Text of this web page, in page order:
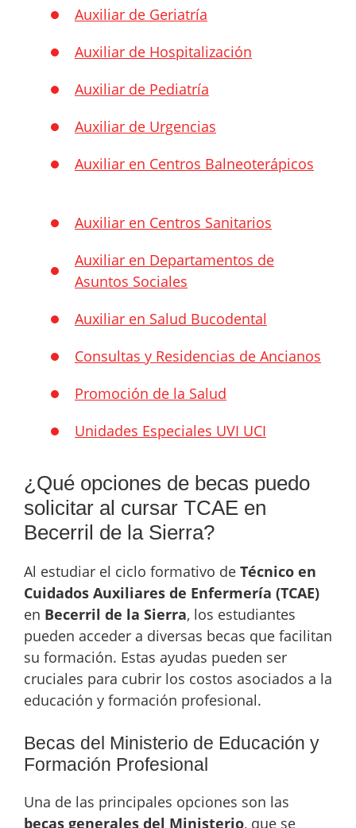
Auxiliar de Geriatría
Auxiliar de Hospitalización
Auxiliar de Pediatría
Auxiliar de Urgencias
Auxiliar en Centros Balneoterápicos
Auxiliar en Centros Sanitarios
Auxiliar en Departamentos de
Asuntos Sociales
Auxiliar en Salud Bucodental
Consultas y Residencias de Ancianos
Promoción de la Salud
Unidades Especiales UVI UCI
¿Qué opciones de becas puedo
solicitar al cursar TCAE en
Becerril de la Sierra?
Al estudiar el ciclo formativo de Técnico en
Cuidados Auxiliares de Enfermería (TCAE)
en Becerril de la Sierra, los estudiantes
pueden acceder a diversas becas que facilitan
su formación. Estas ayudas pueden ser
cruciales para cubrir los costos asociados a la
educación y formación profesional.
Becas del Ministerio de Educación y
Formación Profesional
Una de las principales opciones son las
becas generales del Ministerio, que se